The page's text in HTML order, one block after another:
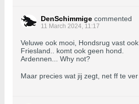
DenSchimmige commented
11 March 2024, 11:17
Veluwe ook mooi, Hondsrug vast ook
Friesland.. komt ook geen hond.
Ardennen... Why not?
Maar precies wat jij zegt, net ff te